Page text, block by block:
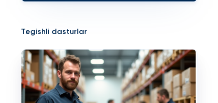
Tegishli dasturlar